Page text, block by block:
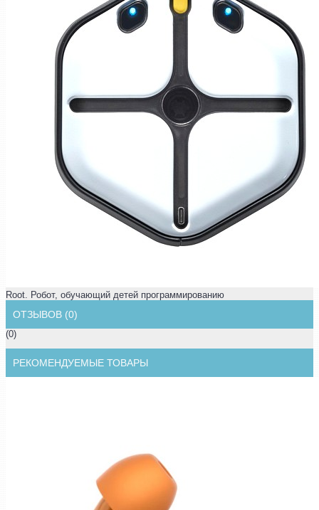
Root. Робот, обучающий детей программированию
ОТЗЫВОВ (0)
(0)
РЕКОМЕНДУЕМЫЕ ТОВАРЫ